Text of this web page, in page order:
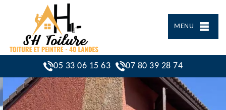
MENU
05 33 06 15 63 07 80 39 28 74